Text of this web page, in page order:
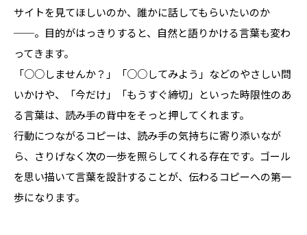
サイトを見てほしいのか、誰かに話してもらいたいのか
──。目的がはっきりすると、自然と語りかける言葉も変わ
ってきます。
「○○しませんか？」「○○してみよう」などのやさしい問
いかけや、「今だけ」「もうすぐ締切」といった時限性のあ
る言葉は、読み手の背中をそっと押してくれます。
行動につながるコピーは、読み手の気持ちに寄り添いなが
ら、さりげなく次の一歩を照らしてくれる存在です。ゴール
を思い描いて言葉を設計することが、伝わるコピーへの第一
歩になります。